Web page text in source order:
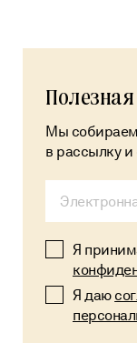
Мы
в рассылку
Я
Я даю